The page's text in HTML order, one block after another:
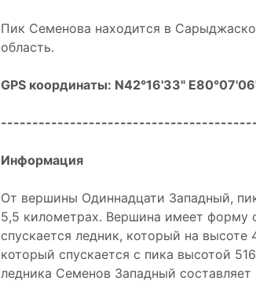
Пик Семенова находится в
область.
GPS координаты: N42°16'33"
Информация
От вершины Одиннадцати Западный,
5,5 километрах. Вершина имеет форму
спускается ледник, который на
который спускается с пика высотой
ледника Семенов Западный